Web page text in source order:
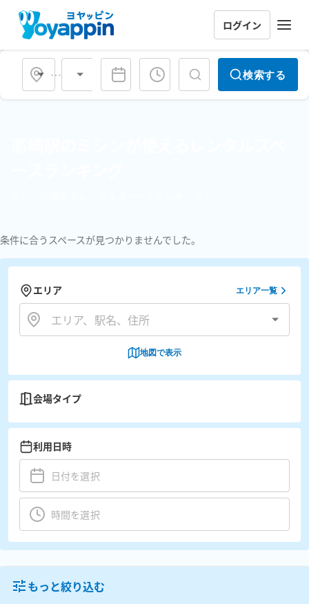
ログイン
会場タイプ 検索する
条件に合うスペースが見つかりませんでした。
エリア エリア一覧
地図で表示
会場タイプ
利用日時
もっと絞り込む